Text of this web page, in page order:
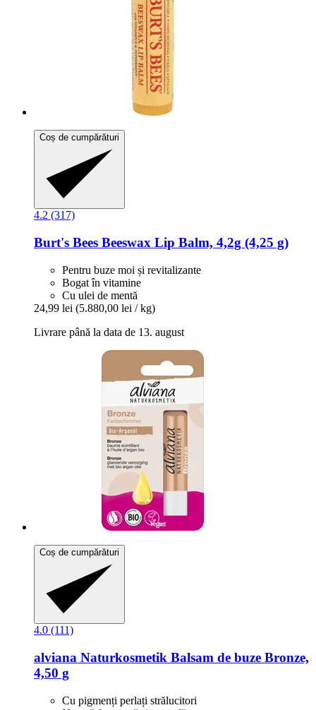
Coș de cumpărături
4.2 (317)
Burt's Bees Beeswax Lip Balm, 4,2g (4,25 g)
Pentru buze moi și revitalizante
Bogat în vitamine
Cu ulei de mentă
24,99 lei (5.880,00 lei / kg)
Livrare până la data de 13. august
Coș de cumpărături
4.0 (111)
alviana Naturkosmetik Balsam de buze Bronze,
4,50 g
Cu pigmenți perlați strălucitori